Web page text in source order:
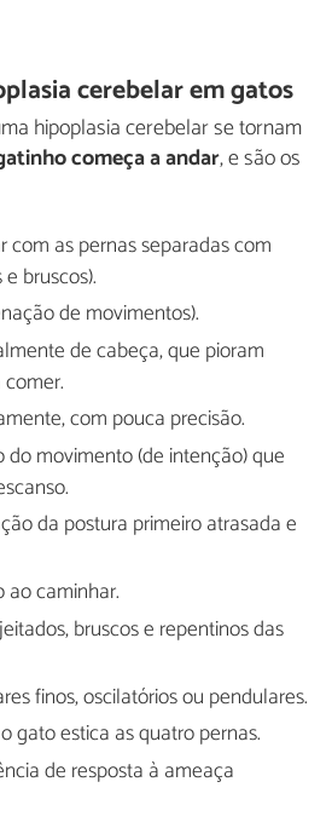
cerebelar em gatos
hipoplasia cerebelar se tornam
começa a andar, e são os
com as pernas separadas com
bruscos).
de movimentos).
de cabeça, que pioram
com pouca precisão.
do movimento (de intenção) que
da postura primeiro atrasada e
ao caminhar.
bruscos e repentinos das
finos, oscilatórios ou pendulares.
gato estica as quatro pernas.
de resposta à ameaça